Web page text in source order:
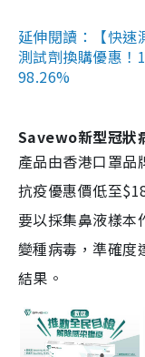
延伸閱讀：【快速
測試劑換購優惠！
98.26%
Savewo新型冠狀
產品由香港口罩品
抗疫優惠價低至
要以採集鼻液樣
變種病毒，準確度
結果。